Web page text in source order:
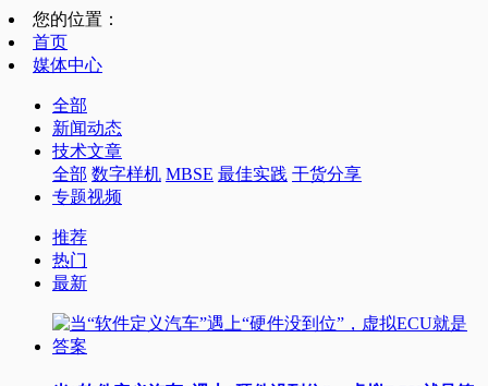
您的位置：
首页
媒体中心
全部
新闻动态
技术文章
全部 数字样机 MBSE 最佳实践 干货分享
专题视频
推荐
热门
最新